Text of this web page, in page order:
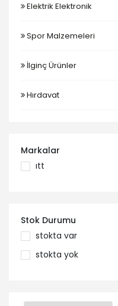
Elektrik Elektronik
Spor Malzemeleri
İlginç Ürünler
Hırdavat
Markalar
itt
Stok Durumu
stokta var
stokta yok